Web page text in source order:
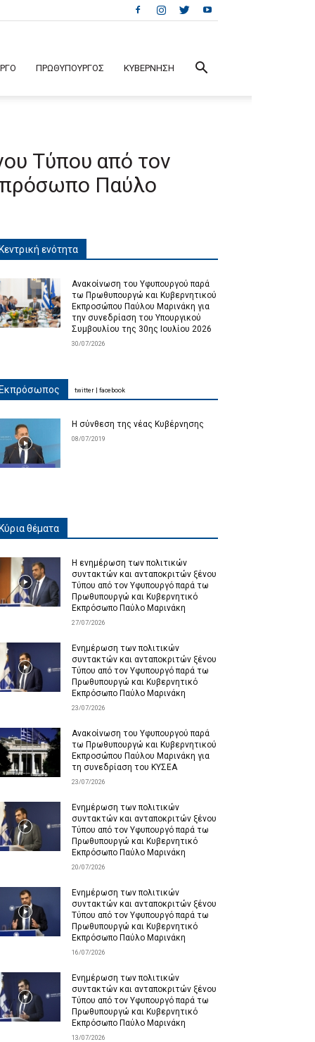
ΠΡΩΘΥΠΟΥΡΓΟΣ ΚΥΒΕΡΝΗΣΗ
Τύπου από τον
Παύλο
Κεντρική ενότητα
Ανακοίνωση του Υφυπουργού παρά
τω Πρωθυπουργώ και Κυβερνητικού
Εκπροσώπου Παύλου Μαρινάκη για
την συνεδρίαση του Υπουργικού
Συμβουλίου της 30ης Ιουλίου 2026
30/07/2026
Εκπρόσωπος
Η σύνθεση της νέας Κυβέρνησης
08/07/2019
twitter facebook
Κύρια θέματα
Η ενημέρωση των πολιτικών
συντακτών και ανταποκριτών ξένου
Τύπου από τον Υφυπουργό παρά τω
Πρωθυπουργώ και Κυβερνητικό
Εκπρόσωπο Παύλο Μαρινάκη
27/07/2026
Ενημέρωση των πολιτικών
συντακτών και ανταποκριτών ξένου
Τύπου από τον Υφυπουργό παρά τω
Πρωθυπουργώ και Κυβερνητικό
Εκπρόσωπο Παύλο Μαρινάκη
23/07/2026
Ανακοίνωση του Υφυπουργού παρά
τω Πρωθυπουργώ και Κυβερνητικού
Εκπροσώπου Παύλου Μαρινάκη για
τη συνεδρίαση του ΚΥΣΕΑ
23/07/2026
Ενημέρωση των πολιτικών
συντακτών και ανταποκριτών ξένου
Τύπου από τον Υφυπουργό παρά τω
Πρωθυπουργώ και Κυβερνητικό
Εκπρόσωπο Παύλο Μαρινάκη
20/07/2026
Ενημέρωση των πολιτικών
συντακτών και ανταποκριτών ξένου
Τύπου από τον Υφυπουργό παρά τω
Πρωθυπουργώ και Κυβερνητικό
Εκπρόσωπο Παύλο Μαρινάκη
16/07/2026
Ενημέρωση των πολιτικών
συντακτών και ανταποκριτών ξένου
Τύπου από τον Υφυπουργό παρά τω
Πρωθυπουργώ και Κυβερνητικό
Εκπρόσωπο Παύλο Μαρινάκη
13/07/2026